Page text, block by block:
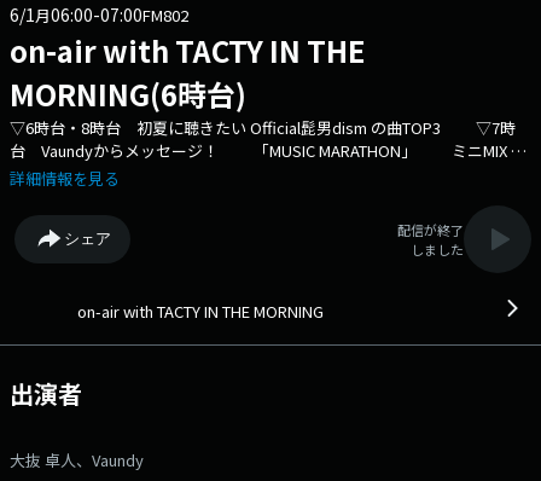
6/1月06:00-07:00FM802
on-air with TACTY IN THE
MORNING(6時台)
▽6時台・8時台 初夏に聴きたい Official髭男dism の曲TOP3 ▽7時
台 Vaundyからメッセージ！ 「MUSIC MARATHON」 ミニMIX 平
成ヒッツ ▽8時台 「10minutes MIX」（平成夏ソング） ▽9時
日の生活を豊かに楽しくしてくれるもの、こと、人」を教えてくださ
い。 リクエスト・メッセージを送ってくれた方の中から抽選で2名に
「”吉田ピーナツ食品”の8種類の商品の詰め合わせ」をプレゼント。
SPORTS ⇒番組HPはコチラ ⇒リクエスト・メッセージはコチ
詳細情報を見る
シェア
配信が終了
しました
on-air with TACTY IN THE MORNING
出演者
大抜 卓人、Vaundy